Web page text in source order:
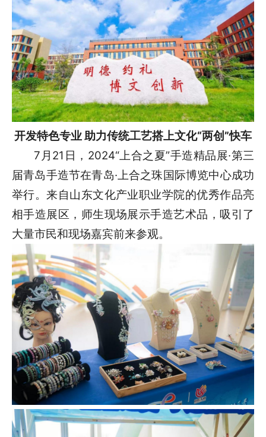
开发特色专业 助力传统工艺搭上文化“两创”快车
7月21日，2024“上合之夏”手造精品展·第三
届青岛手造节在青岛·上合之珠国际博览中心成功
举行。来自山东文化产业职业学院的优秀作品亮
相手造展区，师生现场展示手造艺术品，吸引了
大量市民和现场嘉宾前来参观。